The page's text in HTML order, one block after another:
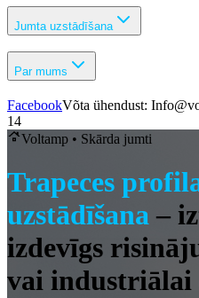
Jumta uzstādīšana
Par mums
FacebookVõta ühendust:
14
Voltamp • Skārda jumti
Trapeces
uzstādīšana –
izdevīgs
vai industriālai